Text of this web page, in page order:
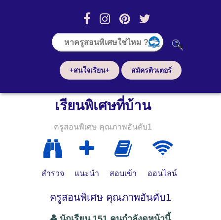
+สนใจเรียน+ สมัครติวเตอร์
เรียนพิเศษที่บ้าน
ครูสอนพิเศษ คุณภาพอันดับ1
สำรวจ แนะนำ สอบเข้า ออนไลน์
ครูสอนพิเศษ คุณภาพอันดับ1